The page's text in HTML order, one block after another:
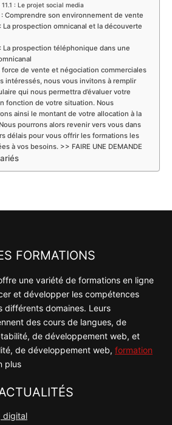
: Le projet social media
Comprendre son environnement de vente
La prospection omnicanal et la découverte
La prospection téléphonique dans une
force de vente et négociation commerciales
intéressés, nous vous invitons à remplir
qui nous permettra d’évaluer votre
fonction de votre situation. Nous
ainsi le montant de votre allocation à la
pourrons alors revenir vers vous dans
délais pour vous offrir les formations les
à vos besoins. >> FAIRE UNE DEMANDE
FORMATIONS
une variété de formations en ligne
et développer les compétences
différents domaines. Leurs
des cours de langues, de
de développement web, et
de développement web, formation
plus
digital